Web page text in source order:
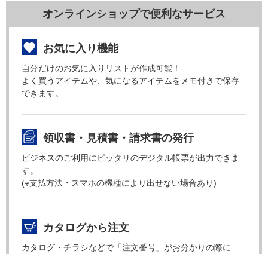
オンラインショップで便利なサービス
お気に入り機能
自分だけのお気に入りリストが作成可能！
よく買うアイテムや、気になるアイテムをメモ付きで保存
できます。
領収書・見積書・請求書の発行
ビジネスのご利用にピッタリのデジタル帳票が出力できま
す。
(※支払方法・スマホの機種により出せない場合あり)
カタログから注文
カタログ・チラシなどで「注文番号」がお分かりの際に